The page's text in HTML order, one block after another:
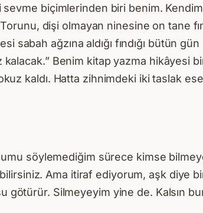
biçimlerinden biri benim.
dişi olmayan ninesine on tane
ağzına aldığı fındığı bütün
Benim kitap yazma hikâyesi
kaldı. Hatta zihnimdeki iki taslak
söylemediğim sürece kimse
Ama itiraf ediyorum, aşk diye
Silmeyeyim yine de. Kalsın